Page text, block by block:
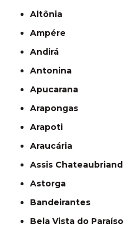
Altônia
Ampére
Andirá
Antonina
Apucarana
Arapongas
Arapoti
Araucária
Assis Chateaubriand
Astorga
Bandeirantes
Bela Vista do Paraíso